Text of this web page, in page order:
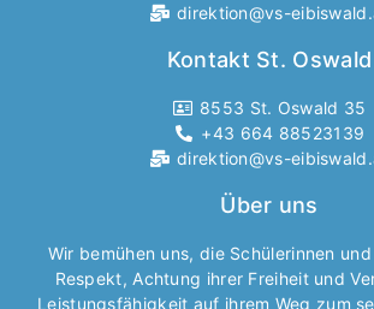
direktion@vs-
Kontakt St. Oswald
8553 St. Oswald 35
+43 664 88523139
direktion@vs-
Über uns
Wir bemühen uns, die Schülerinnen
Respekt, Achtung ihrer Freiheit und
Leistungsfähigkeit auf ihrem Weg zum